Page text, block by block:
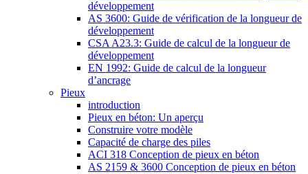
développement
AS 3600: Guide de vérification de la longueur de
développement
CSA A23.3: Guide de calcul de la longueur de
développement
EN 1992: Guide de calcul de la longueur
d’ancrage
Pieux
introduction
Pieux en béton: Un aperçu
Construire votre modèle
Capacité de charge des piles
ACI 318 Conception de pieux en béton
AS 2159 & 3600 Conception de pieux en béton